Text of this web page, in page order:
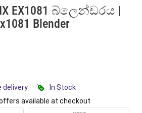
EX1081 බ්ලෙන්ඩරය |
Blender
delivery
In Stock
available at checkout